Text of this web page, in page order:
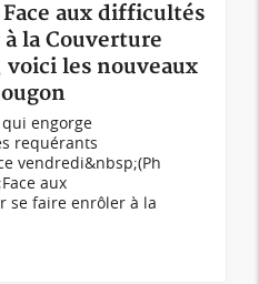
aux difficultés
la Couverture
les nouveaux
engorge
requérants
vendredi&nbsp;(Ph
aux
se faire enrôler à la